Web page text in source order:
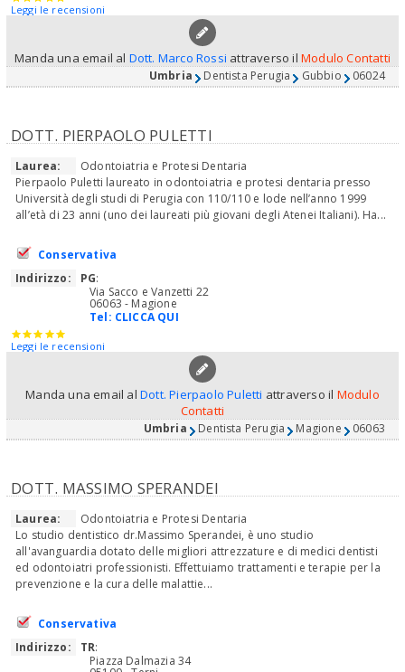
Leggi le recensioni
Manda una email al Dott. Marco Rossi attraverso ilModulo Contatti
Umbria Dentista Perugia Gubbio 06024
DOTT. PIERPAOLO PULETTI
Laurea:
Odontoiatria e Protesi Dentaria
Pierpaolo Puletti laureato in odontoiatria e protesi dentaria presso
Università degli studi di Perugia con 110/110 e lode nell’anno 1999
all’età di 23 anni (uno dei laureati più giovani degli Atenei Italiani). Ha...
Conservativa
Indirizzo:
PG:
Via Sacco e Vanzetti 22
06063 - Magione
Tel: CLICCA QUI
Leggi le recensioni
Manda una email al Dott. Pierpaolo Puletti attraverso il Modulo
Contatti
Umbria Dentista Perugia Magione 06063
DOTT. MASSIMO SPERANDEI
Laurea:
Odontoiatria e Protesi Dentaria
Lo studio dentistico dr.Massimo Sperandei, è uno studio
all'avanguardia dotato delle migliori attrezzature e di medici dentisti
ed odontoiatri professionisti. Effettuiamo trattamenti e terapie per la
prevenzione e la cura delle malattie...
Conservativa
Indirizzo:
TR:
Piazza Dalmazia 34